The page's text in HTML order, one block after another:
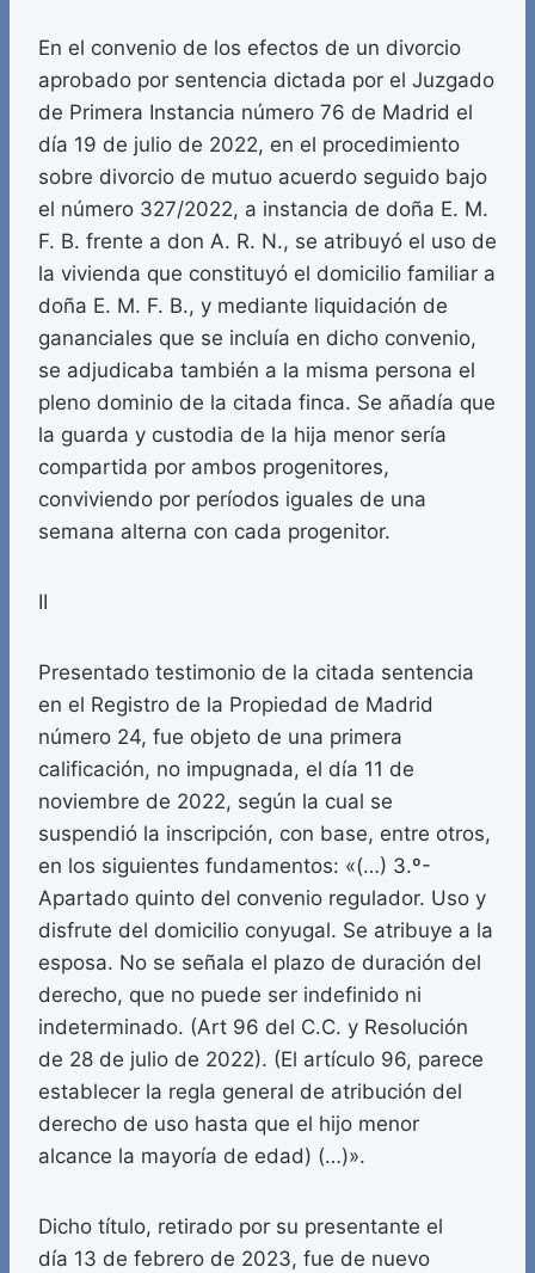
En el convenio de los efectos de un divorcio
aprobado por sentencia dictada por el Juzgado
de Primera Instancia número 76 de Madrid el
día 19 de julio de 2022, en el procedimiento
sobre divorcio de mutuo acuerdo seguido bajo
el número 327/2022, a instancia de doña E. M.
F. B. frente a don A. R. N., se atribuyó el uso de
la vivienda que constituyó el domicilio familiar a
doña E. M. F. B., y mediante liquidación de
gananciales que se incluía en dicho convenio,
se adjudicaba también a la misma persona el
pleno dominio de la citada finca. Se añadía que
la guarda y custodia de la hija menor sería
compartida por ambos progenitores,
conviviendo por períodos iguales de una
semana alterna con cada progenitor.
II
Presentado testimonio de la citada sentencia
en el Registro de la Propiedad de Madrid
número 24, fue objeto de una primera
calificación, no impugnada, el día 11 de
noviembre de 2022, según la cual se
suspendió la inscripción, con base, entre otros,
en los siguientes fundamentos: «(…) 3.º-
Apartado quinto del convenio regulador. Uso y
disfrute del domicilio conyugal. Se atribuye a la
esposa. No se señala el plazo de duración del
derecho, que no puede ser indefinido ni
indeterminado. (Art 96 del C.C. y Resolución
de 28 de julio de 2022). (El artículo 96, parece
establecer la regla general de atribución del
derecho de uso hasta que el hijo menor
alcance la mayoría de edad) (…)».
Dicho título, retirado por su presentante el
día 13 de febrero de 2023, fue de nuevo